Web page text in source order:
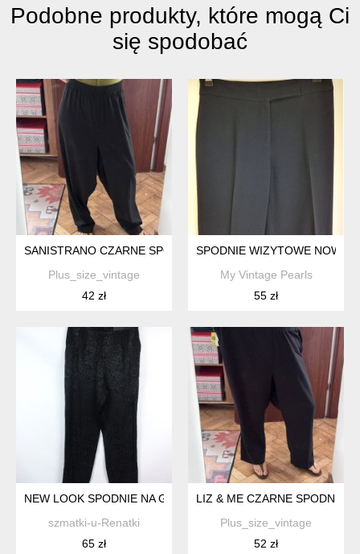
Podobne produkty, które mogą Ci
się spodobać
SANISTRANO CZARNE SPODNIE SZEROKIE PLUS SIZE 7XL /
Plus_size_vintage
42 zł
SPODNIE WIZYTOWE NOWE
My Vintage Pearls
55 zł
NEW LOOK SPODNIE NA GUMCE CHINOSY 12 / 40 Z METKĄ
szmatki-u-Renatki
65 zł
LIZ & ME CZARNE SPODNIE
Plus_size_vintage
52 zł